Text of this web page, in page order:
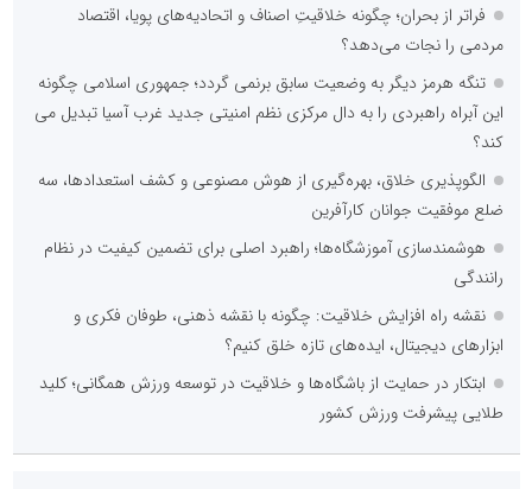
فراتر از بحران؛ چگونه خلاقیتِ اصناف و اتحادیه‌های پویا، اقتصاد
مردمی را نجات می‌دهد؟
تنگه هرمز دیگر به وضعیت سابق برنمی گردد؛ جمهوری اسلامی چگونه
این آبراه راهبردی را به دال مرکزی نظم امنیتی جدید غرب آسیا تبدیل می
کند؟
الگوپذیری خلاق، بهره‌گیری از هوش مصنوعی و کشف استعدادها، سه
ضلع موفقیت جوانان کارآفرین
هوشمندسازی آموزشگاه‌ها؛ راهبرد اصلی برای تضمین کیفیت در نظام
رانندگی
نقشه راه افزایش خلاقیت: چگونه با نقشه ذهنی، طوفان فکری و
ابزارهای دیجیتال، ایده‌های تازه خلق کنیم؟
ابتکار در حمایت از باشگاه‌ها و خلاقیت در توسعه ورزش همگانی؛ کلید
طلایی پیشرفت ورزش کشور